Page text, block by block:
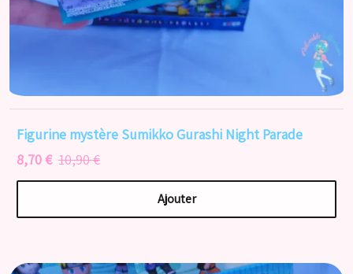
Figurine mystère Sumikko Gurashi Night Parade
8,70 € 10,90 €
Ajouter